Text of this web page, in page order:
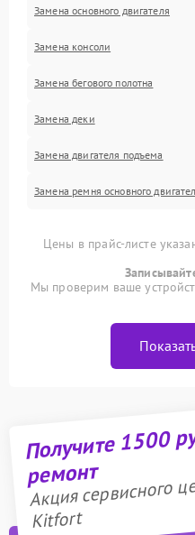
Замена основного двигателя
Замена консоли
Замена бегового полотна
Замена деки
Замена двигателя подъема
Замена ремня основного
Цены в прайс-листе
Мы проверим ваше
Получите 1500
ремонт
Акция сервисного
Kitfort